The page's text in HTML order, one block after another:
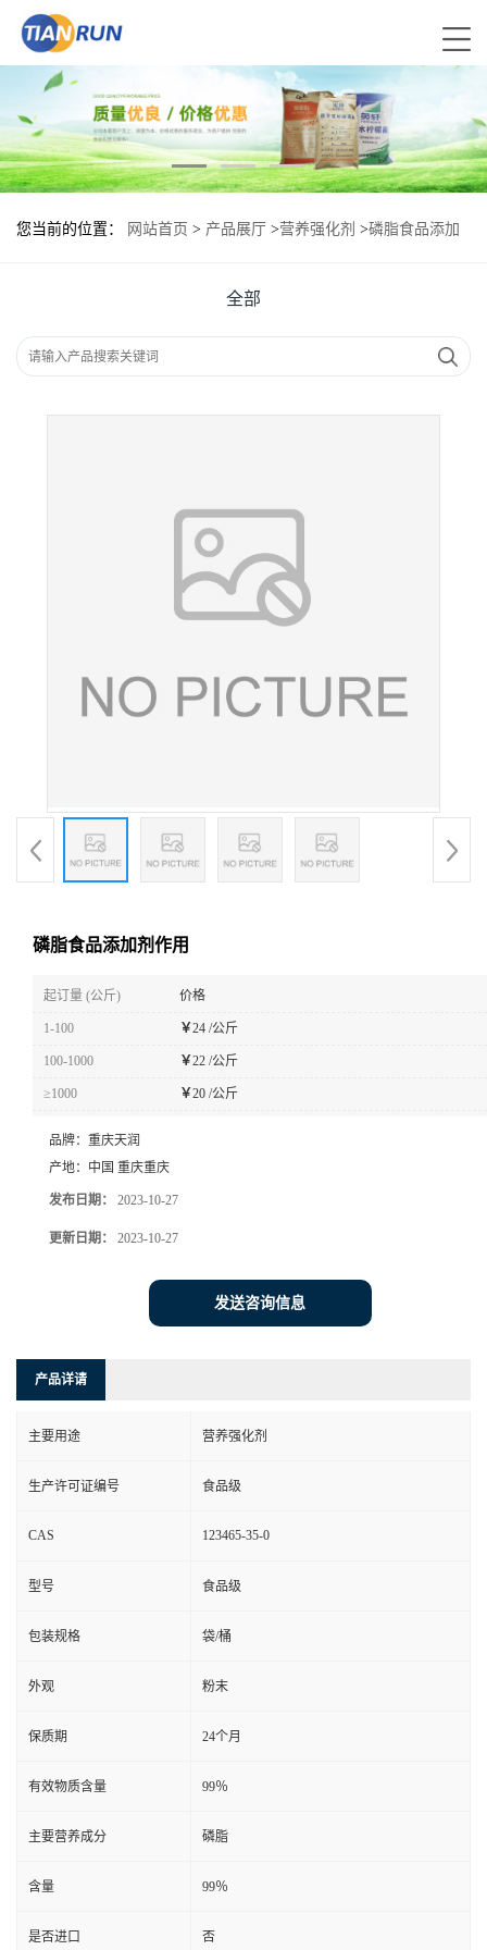
您当前的位置： 网站首页 > 产品展厅 >营养强化剂 >磷脂食品添加
全部
磷脂食品添加剂作用
起订量 (公斤) 价格
1-100 ￥24 /公斤
100-1000 ￥22 /公斤
≥1000 ￥20 /公斤
品牌： 重庆天润
产地： 中国 重庆重庆
发布日期： 2023-10-27
更新日期： 2023-10-27
发送咨询信息
产品详请
主要用途 营养强化剂
生产许可证编号 食品级
CAS 123465-35-0
型号 食品级
包装规格 袋/桶
外观 粉末
保质期 24个月
有效物质含量 99％
主要营养成分 磷脂
含量 99％
是否进口 否